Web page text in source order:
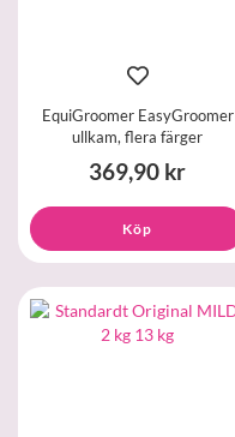
EquiGroomer EasyGroomer
ullkam, flera färger
369,90 kr
Köp